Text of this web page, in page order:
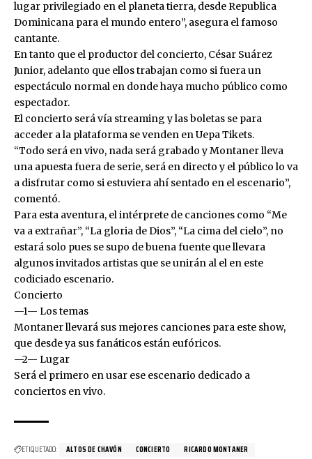
lugar privilegiado en el planeta tierra, desde Republica
Dominicana para el mundo entero”, asegura el famoso
cantante.
En tanto que el productor del concierto, César Suárez
Junior, adelanto que ellos trabajan como si fuera un
espectáculo normal en donde haya mucho público como
espectador.
El concierto será vía streaming y las boletas se para
acceder a la plataforma se venden en Uepa Tikets.
“Todo será en vivo, nada será grabado y Montaner lleva
una apuesta fuera de serie, será en directo y el público lo va
a disfrutar como si estuviera ahí sentado en el escenario”,
comentó.
Para esta aventura, el intérprete de canciones como “Me
va a extrañar”, “La gloria de Dios”, “La cima del cielo”, no
estará solo pues se supo de buena fuente que llevara
algunos invitados artistas que se unirán al el en este
codiciado escenario.
Concierto
—1— Los temas
Montaner llevará sus mejores canciones para este show,
que desde ya sus fanáticos están eufóricos.
—2— Lugar
Será el primero en usar ese escenario dedicado a
conciertos en vivo.
ETIQUETADO: ALTOS DE CHAVÓN CONCIERTO RICARDO MONTANER